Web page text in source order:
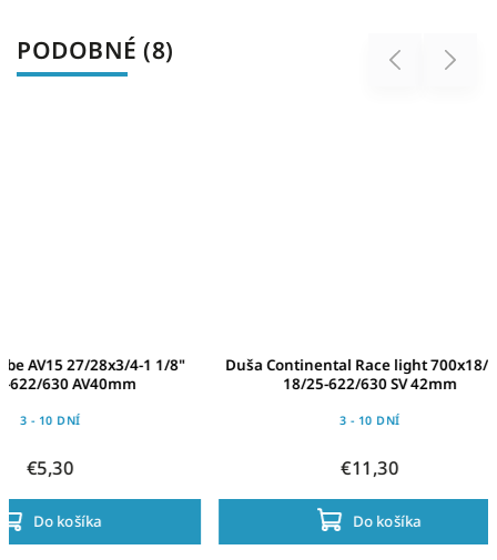
PODOBNÉ (8) Previous
Duša Continental Race light 700x18/25C
18/25-622/630 SV 42mm
Duša MITAS
Next